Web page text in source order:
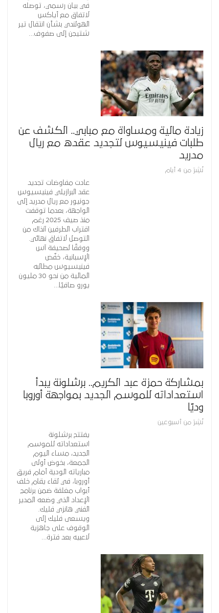
في بيان رسمي، توصله
لاتفاق مع أياكس
الهولندي بشأن انتقال تير
شتيجن إلى صفوف…
زيادة مالية ومساواة مع مبابي.. الكشف عن
طلبات فينيسيوس لتجديد عقده مع ريال
مدريد
نُشِرَ من 4 أيام
عادت مفاوضات تجديد
عقد البرازيلي فينيسيوس
جونيور مع ريال مدريد إلى
الواجهة، بعدما توقفت
منذ صيف 2025 رغم
اقتراب الطرفين آنذاك من
التوصل لاتفاق نهائي.
ووفقًا لصحيفة آس
الإسبانية، خفّض
فينيسيوس مطالبه
المالية من نحو 30 مليون
يورو صافيًا…
بمشاركة حمزة عبد الكريم.. برشلونة يبدأ
استعداداته للموسم الجديد بمواجهة أوروبا
وديًا
نُشِرَ من أسبوعين
يفتتح برشلونة
استعداداته للموسم
الجديد، مساء اليوم
الجمعة، بخوض أولى
مبارياته الودية أمام فريق
أوروبا، في لقاء يقام خلف
أبواب مغلقة ضمن برنامج
الإعداد الذي وضعه المدير
الفني هانزي فليك.
ويسعى فليك إلى
الوقوف على جاهزية
لاعبيه بعد فترة…